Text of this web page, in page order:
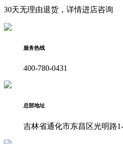
30天无理由退货，详情进店咨询
服务热线
400-780-0431
总部地址
吉林省通化市东昌区光明路